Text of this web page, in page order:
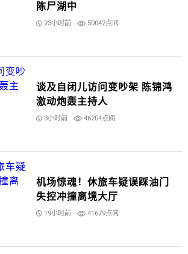
陈尸湖中
23小时前 50042点阅
谈及自闭儿访问变吵架 陈锦鸿
激动炮轰主持人
3小时前 46204点阅
机场惊魂！休旅车疑误踩油门
失控冲撞离境大厅
19小时前 41679点阅